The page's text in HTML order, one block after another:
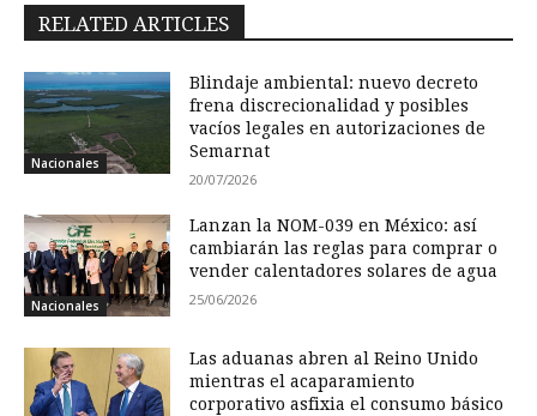
RELATED ARTICLES
Nacionales
Blindaje ambiental: nuevo decreto
frena discrecionalidad y posibles
vacíos legales en autorizaciones de
Semarnat
20/07/2026
Nacionales
Lanzan la NOM-039 en México: así
cambiarán las reglas para comprar o
vender calentadores solares de agua
25/06/2026
Las aduanas abren al Reino Unido
mientras el acaparamiento
corporativo asfixia el consumo básico